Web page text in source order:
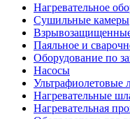
Нагревательное
Сушильные камеры
Паяльное и
Оборудование по
Насосы
Ультрафиолетовые
Нагревательные
Нагревательная